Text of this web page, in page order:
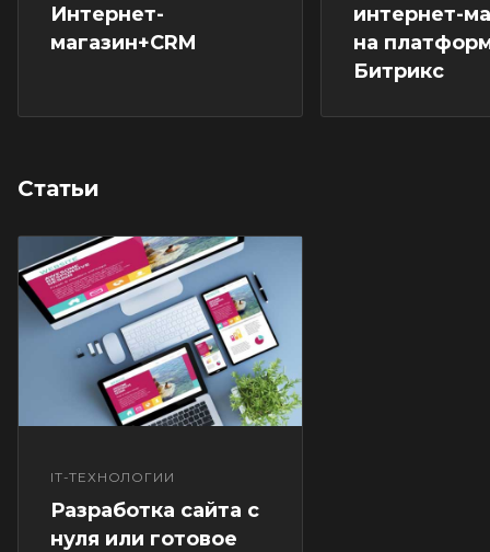
Интернет-
магазин+CRM
интернет-
на
Битрикс
Статьи
IT-ТЕХНОЛОГИИ
Разработка сайта с
нуля или готовое